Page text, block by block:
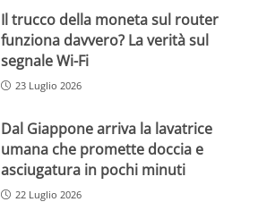
Il trucco della moneta sul router
funziona davvero? La verità sul
segnale Wi-Fi
23 Luglio 2026
Dal Giappone arriva la lavatrice
umana che promette doccia e
asciugatura in pochi minuti
22 Luglio 2026